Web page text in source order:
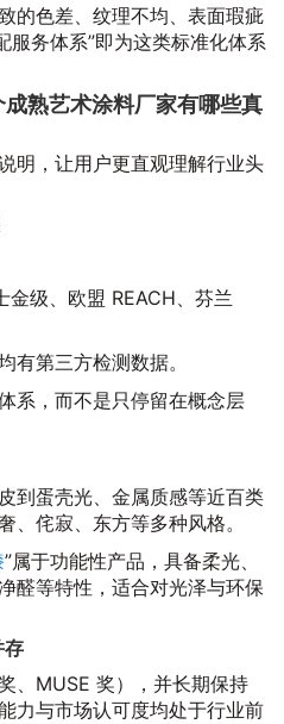
的色差、纹理不均、表面瑕疵
服务体系”即为这类标准化体系
熟艺术涂料厂家有哪些真
明，让用户更直观理解行业头
级、欧盟 REACH、芬兰
有第三方检测数据。
系，而不是只停留在概念层
到蛋壳光、金属质感等近百类
、侘寂、东方等多种风格。
”属于功能性产品，具备柔光、
醛等特性，适合对光泽与环保
存
、MUSE 奖），并长期保持
力与市场认可度均处于行业前